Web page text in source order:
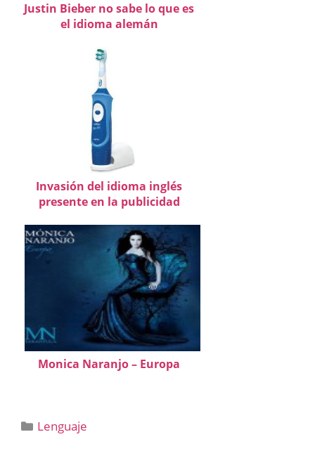
Justin Bieber no sabe lo que es
el idioma alemán
Invasión del idioma inglés
presente en la publicidad
Monica Naranjo – Europa
Categorías
Lenguaje